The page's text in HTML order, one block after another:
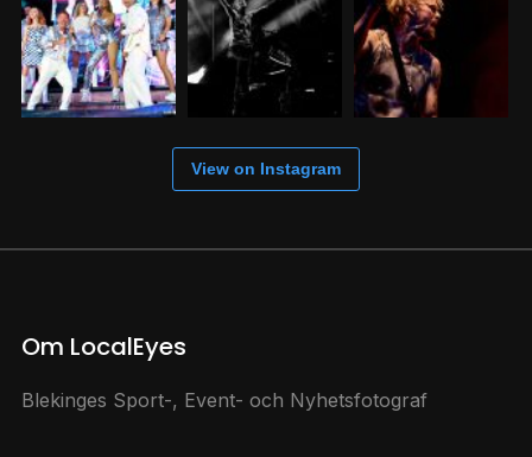
View on Instagram
Om LocalEyes
Blekinges Sport-, Event- och Nyhetsfotograf